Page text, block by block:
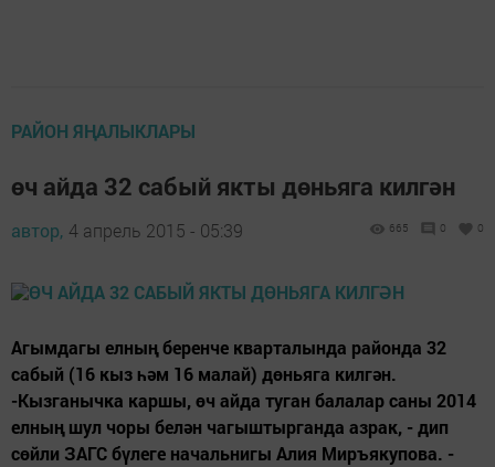
РАЙОН ЯҢАЛЫКЛАРЫ
өч айда 32 сабый якты дөньяга килгән
автор, 4 апрель 2015 - 05:39 665 0 0
Агымдагы елның беренче кварталында районда 32
сабый (16 кыз һәм 16 малай) дөньяга килгән.
-Кызганычка каршы, өч айда туган балалар саны 2014
елның шул чоры белән чагыштырганда азрак, - дип
сөйли ЗАГС бүлеге начальнигы Алия Миръякупова. -